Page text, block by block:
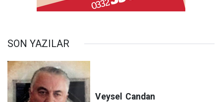
SON YAZILAR
Veysel Candan